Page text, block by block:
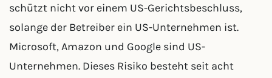
schützt nicht vor einem US-Gerichtsbeschluss,
solange der Betreiber ein US-Unternehmen ist.
Microsoft, Amazon und Google sind US-
Unternehmen. Dieses Risiko besteht seit acht